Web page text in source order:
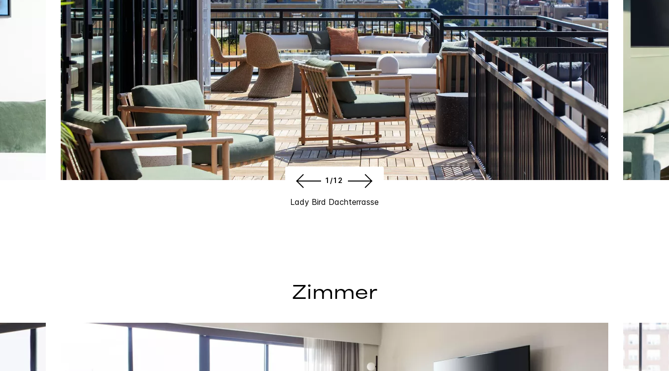
Lady Bird Dachterrasse
1/12
Zimmer